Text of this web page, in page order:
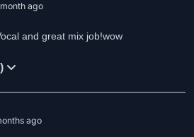
ago
and great mix job!wow
ago